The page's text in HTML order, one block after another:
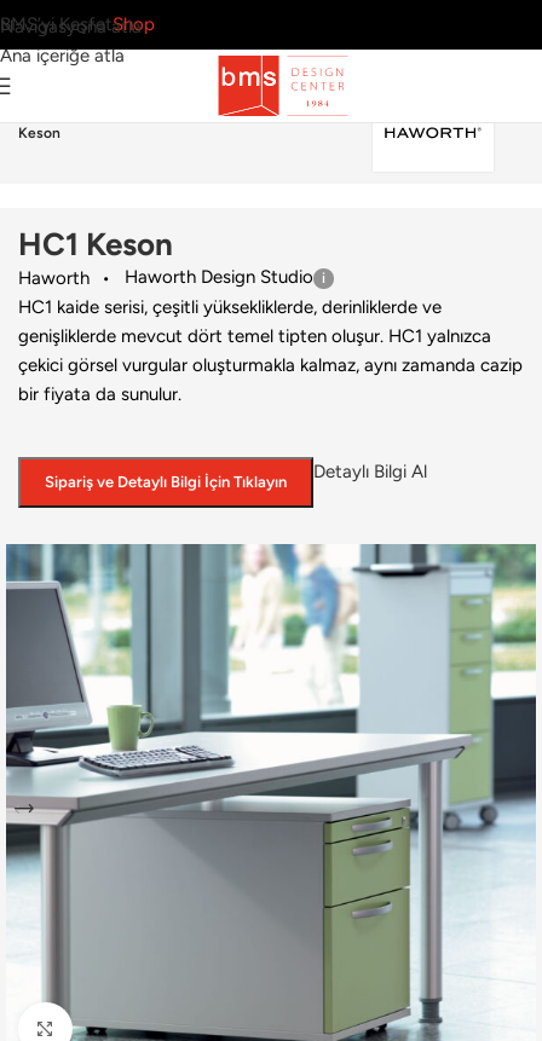
Navigasyona atla
Ana içeriğe atla
BMS’yi KeşfetShop
Depolama Sistemi›Haworth›
Keson
HC1 Keson
Haworth
Haworth Design Studio
HC1 kaide serisi, çeşitli yüksekliklerde, derinliklerde ve
genişliklerde mevcut dört temel tipten oluşur. HC1 yalnızca
çekici görsel vurgular oluşturmakla kalmaz, aynı zamanda cazip
bir fiyata da sunulur.
Sipariş ve Detaylı Bilgi İçin Tıklayın Detaylı Bilgi Al
Büyütmek için tıklayın